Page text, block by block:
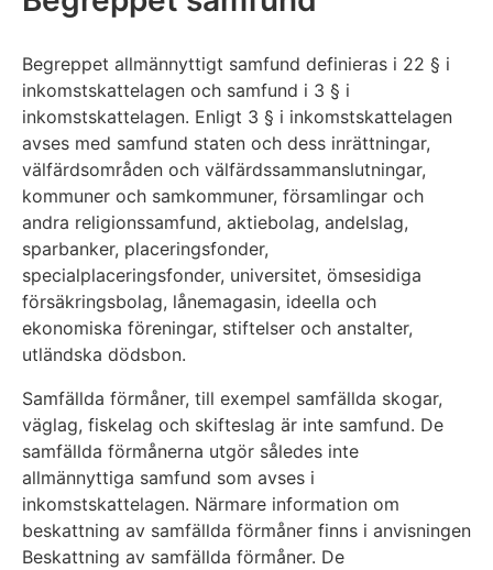
Begreppet allmännyttigt samfund definieras i 22 § i
inkomstskattelagen och samfund i 3 § i
inkomstskattelagen. Enligt 3 § i inkomstskattelagen
avses med samfund staten och dess inrättningar,
välfärdsområden och välfärdssammanslutningar,
kommuner och samkommuner, församlingar och
andra religionssamfund, aktiebolag, andelslag,
sparbanker, placeringsfonder,
specialplaceringsfonder, universitet, ömsesidiga
försäkringsbolag, lånemagasin, ideella och
ekonomiska föreningar, stiftelser och anstalter,
utländska dödsbon.
Samfällda förmåner, till exempel samfällda skogar,
väglag, fiskelag och skifteslag är inte samfund. De
samfällda förmånerna utgör således inte
allmännyttiga samfund som avses i
inkomstskattelagen. Närmare information om
beskattning av samfällda förmåner finns i anvisningen
Beskattning av samfällda förmåner. De